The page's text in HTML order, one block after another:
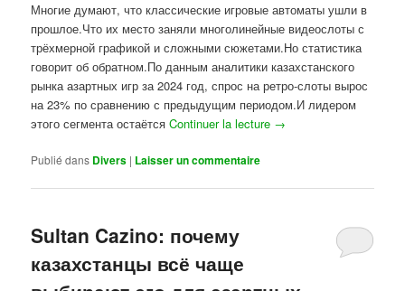
Многие думают, что классические игровые автоматы ушли в
прошлое.Что их место заняли многолинейные видеослоты с
трёхмерной графикой и сложными сюжетами.Но статистика
говорит об обратном.По данным аналитики казахстанского
рынка азартных игр за 2024 год, спрос на ретро-слоты вырос
на 23% по сравнению с предыдущим периодом.И лидером
этого сегмента остаётсяContinuer la lecture →
Publié dans Divers | Laisser un commentaire
Sultan Cazino: почему
казахстанцы всё чаще